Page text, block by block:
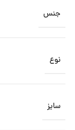
جنس
نوع
سایز